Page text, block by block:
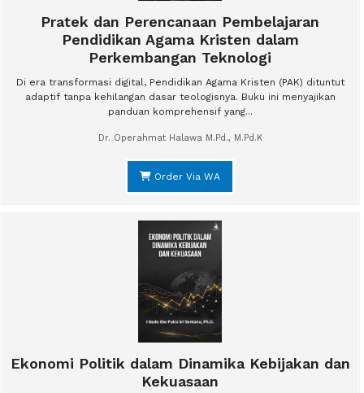
Pratek dan Perencanaan Pembelajaran
Pendidikan Agama Kristen dalam
Perkembangan Teknologi
Di era transformasi digital, Pendidikan Agama Kristen (PAK) dituntut
adaptif tanpa kehilangan dasar teologisnya. Buku ini menyajikan
panduan komprehensif yang...
Dr. Operahmat Halawa M.Pd., M.Pd.K
Order Via WA
Ekonomi Politik dalam Dinamika Kebijakan dan
Kekuasaan